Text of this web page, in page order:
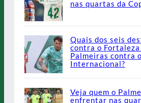
nas quartas da
Quais dos seis
contra o
Palmeiras contra o
Internacional?
Veja quem o
enfrentar nas